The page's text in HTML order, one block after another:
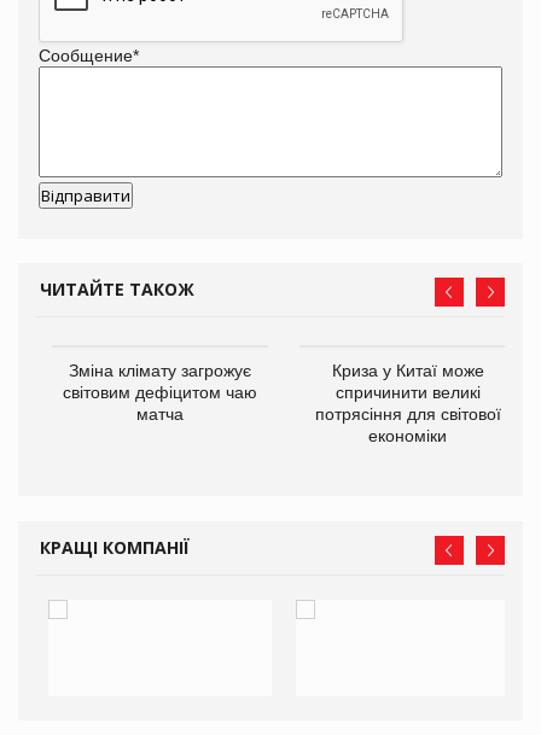
Сообщение*
ЧИТАЙТЕ ТАКОЖ
Зміна клімату загрожує
світовим дефіцитом чаю
матча
Криза у Китаї може
спричинити великі
потрясіння для світової
економіки
КРАЩІ КОМПАНІЇ